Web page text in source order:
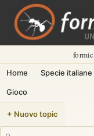
Home Specie italiane
Gioco
+ Nuovo topic